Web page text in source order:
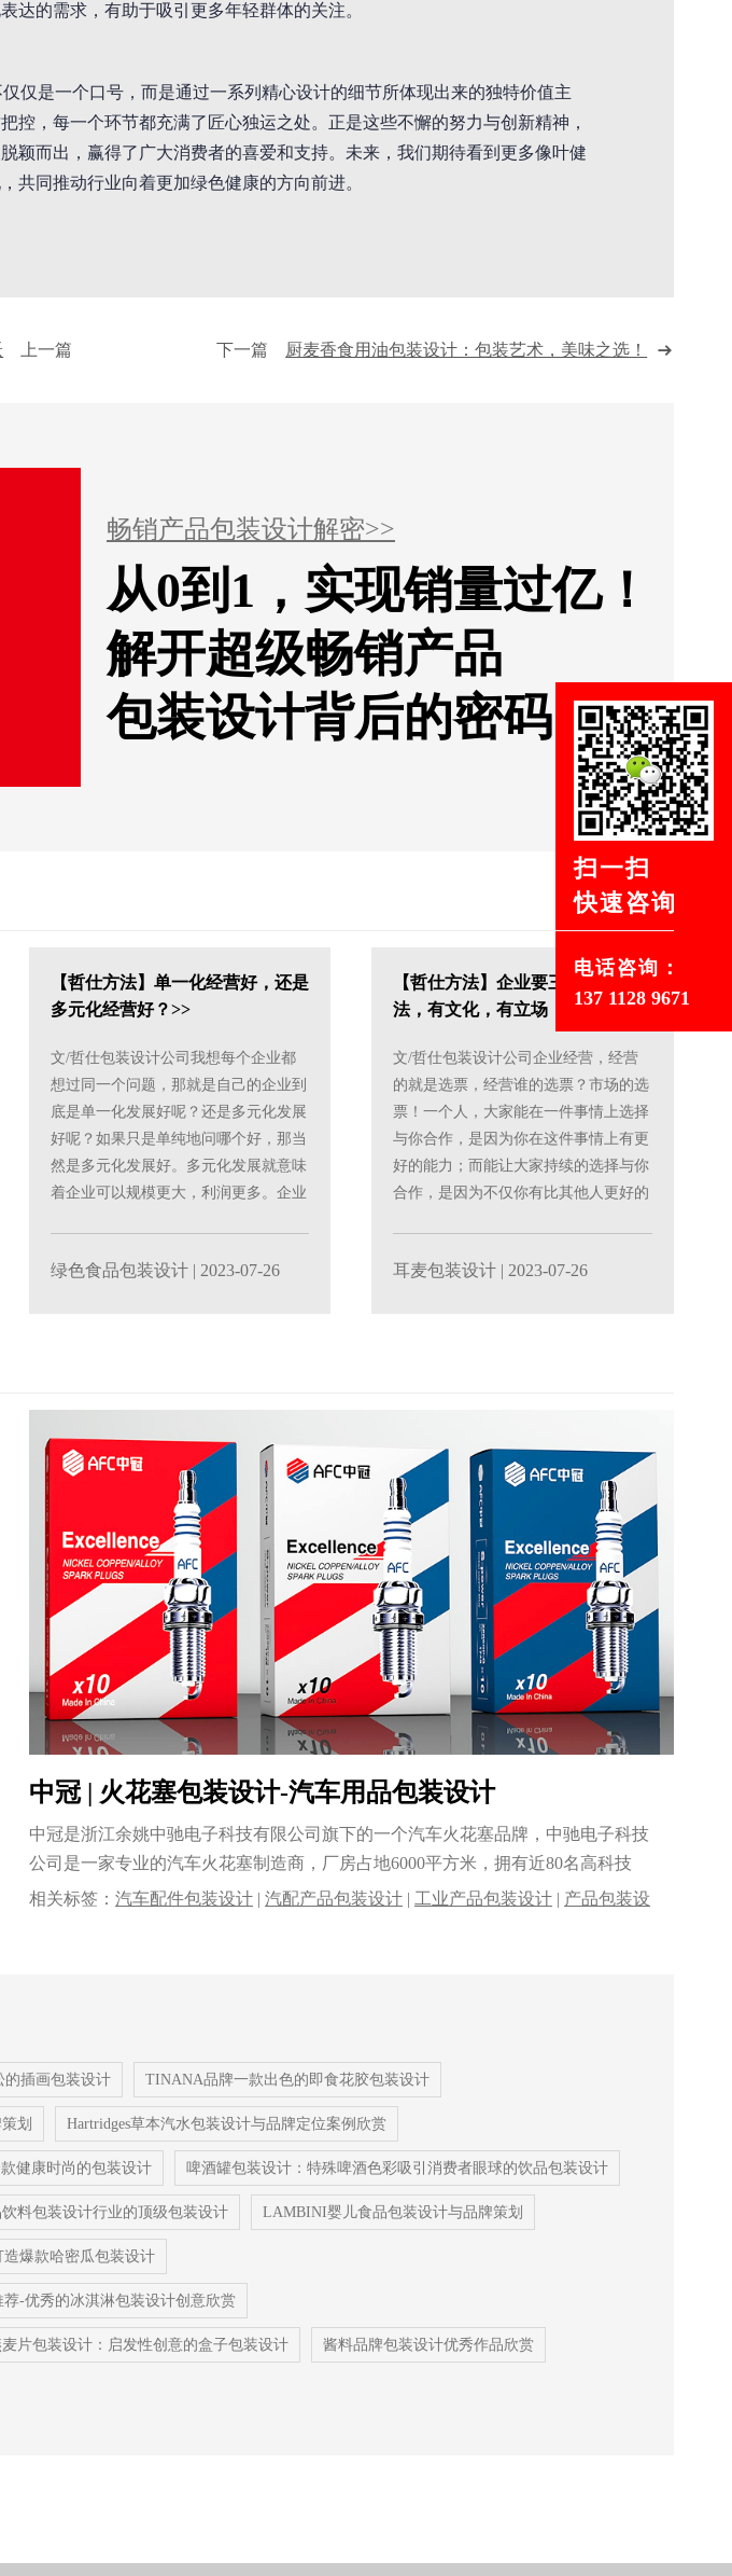
达的需求，有助于吸引更多年轻群体的关注。
仅是一个口号，而是通过一系列精心设计的细节所体现出来的独特价值主
控，每一个环节都充满了匠心独运之处。正是这些不懈的努力与创新精神，
颖而出，赢得了广大消费者的喜爱和支持。未来，我们期待看到更多像叶健
共同推动行业向着更加绿色健康的方向前进。
上一篇 下一篇 厨麦香食用油包装设计：包装艺术，美味之选！
畅销产品包装设计解密>>
从0到1，实现销量过亿！
解开超级畅销产品
包装设计背后的密码
【哲仕方法】单一化经营好，还是
多元化经营好？>>
文/哲仕包装设计公司我想每个企业都
想过同一个问题，那就是自己的企业到
底是单一化发展好呢？还是多元化发展
好呢？如果只是单纯地问哪个好，那当
然是多元化发展好。多元化发展就意味
着企业可以规模更大，利润更多。企业
绿色食品包装设计 | 2023-07-26
【哲仕方法】企业要三有：有方
法，有文化，有立场！>>
文/哲仕包装设计公司企业经营，经营
的就是选票，经营谁的选票？市场的选
票！一个人，大家能在一件事情上选择
与你合作，是因为你在这件事情上有更
好的能力；而能让大家持续的选择与你
合作，是因为不仅你有比其他人更好的
耳麦包装设计 | 2023-07-26
中冠 | 火花塞包装设计-汽车用品包装设计
中冠是浙江余姚中驰电子科技有限公司旗下的一个汽车火花塞品牌，中驰电子科技
公司是一家专业的汽车火花塞制造商，厂房占地6000平方米，拥有近80名高科技
生......
相关标签：汽车配件包装设计 |汽配产品包装设计 | 工业产品包装设计 | 产品包装设
的插画包装设计 TINANA品牌一款出色的即食花胶包装设计
划 Hartridges草本汽水包装设计与品牌定位案例欣赏
健康时尚的包装设计 啤酒罐包装设计：特殊啤酒色彩吸引消费者眼球的饮品包装设计
料包装设计行业的顶级包装设计 LAMBINI婴儿食品包装设计与品牌策划
爆款哈密瓜包装设计
-优秀的冰淇淋包装设计创意欣赏
片包装设计：启发性创意的盒子包装设计 酱料品牌包装设计优秀作品欣赏
扫一扫
快速咨询
电话咨询：
137 1128 9671